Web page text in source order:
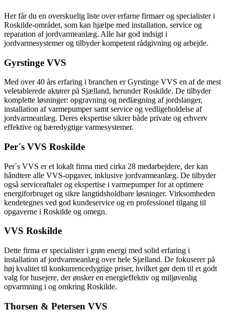
Her får du en overskuelig liste over erfarne firmaer og specialister i
Roskilde-området, som kan hjælpe med installation, service og
reparation af jordvarmeanlæg. Alle har god indsigt i
jordvarmesystemer og tilbyder kompetent rådgivning og arbejde.
Gyrstinge VVS
Med over 40 års erfaring i branchen er Gyrstinge VVS en af de mest
veletablerede aktører på Sjælland, herunder Roskilde. De tilbyder
komplette løsninger: opgravning og nedlægning af jordslanger,
installation af varmepumper samt service og vedligeholdelse af
jordvarmeanlæg. Deres ekspertise sikrer både private og erhverv
effektive og bæredygtige varmesystemer.
Per´s VVS Roskilde
Per´s VVS er et lokalt firma med cirka 28 medarbejdere, der kan
håndtere alle VVS-opgaver, inklusive jordvarmeanlæg. De tilbyder
også serviceaftaler og ekspertise i varmepumper for at optimere
energiforbruget og sikre langtidsholdbare løsninger. Virksomheden
kendetegnes ved god kundeservice og en professionel tilgang til
opgaverne i Roskilde og omegn.
VVS Roskilde
Dette firma er specialister i grøn energi med solid erfaring i
installation af jordvarmeanlæg over hele Sjælland. De fokuserer på
høj kvalitet til konkurrencedygtige priser, hvilket gør dem til et godt
valg for husejere, der ønsker en energieffektiv og miljøvenlig
opvarmning i og omkring Roskilde.
Thorsen & Petersen VVS